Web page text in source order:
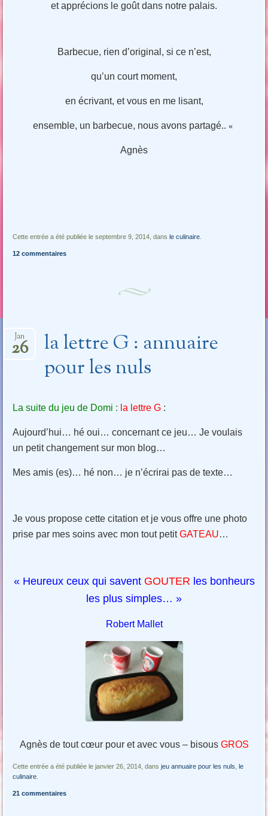
et apprécions le goût dans notre palais.
Barbecue, rien d’original, si ce n’est,
qu’un court moment,
en écrivant, et vous en me lisant,
ensemble, un barbecue, nous avons partagé.. «
Agnès
Cette entrée a été publiée le septembre 9, 2014, dansle culinaire
12 commentaires
la lettre G : annuaire
pour les nuls
Jan
26
La suite du jeu de Domi : la lettre G :
Aujourd’hui… hé oui… concernant ce jeu… Je voulais
un petit changement sur mon blog…
Mes amis (es)… hé non… je n’écrirai pas de texte…
Je vous propose cette citation et je vous offre une photo
prise par mes soins avec mon tout petitGATEAU…
« Heureux ceux qui savent GOUTER les bonheurs
les plus simples… »
Robert Mallet
Agnès de tout cœur pour et avec vous – bisous GROS
Cette entrée a été publiée le janvier 26, 2014, dansjeu annuaire pour les nuls ,le
culinaire
21 commentaires